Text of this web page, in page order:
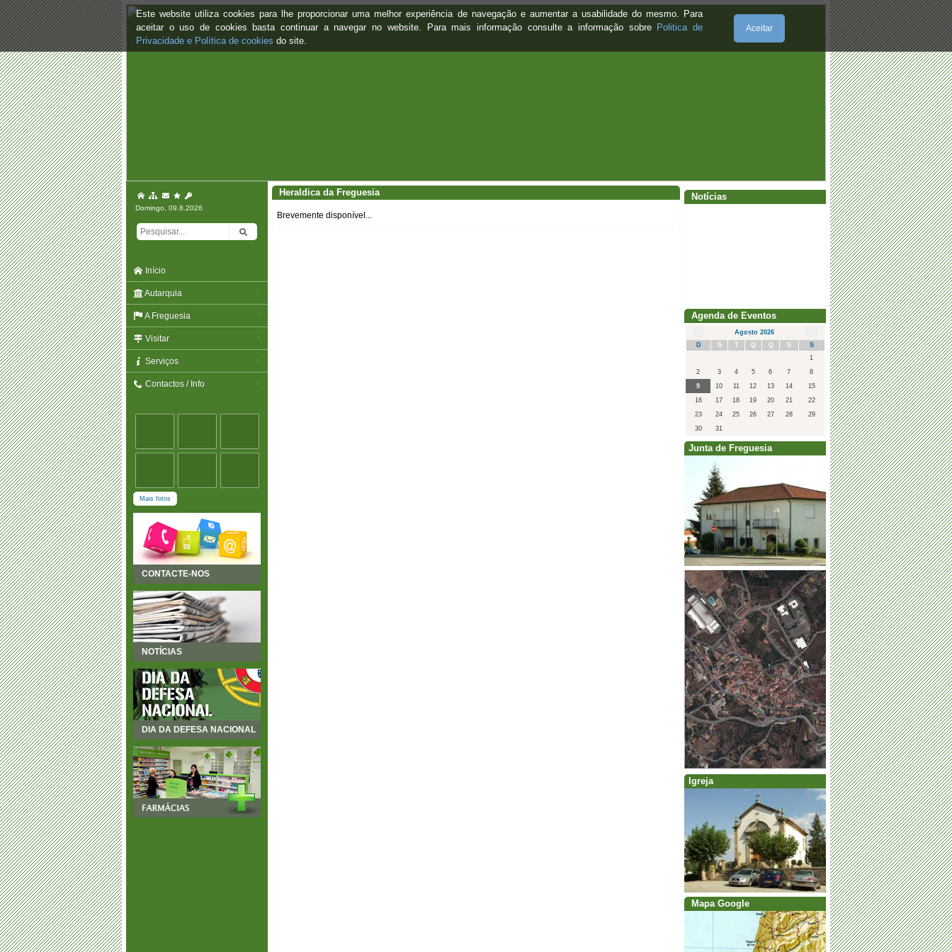
Este website utiliza cookies para lhe proporcionar uma melhor experiência de navegação e aumentar a usabilidade do mesmo. Para
aceitar o uso de cookies basta continuar a navegar no website. Para mais informação consulte a informação sobre Politica de
Privacidade e Política de cookies do site.
Aceitar
Domingo, 09.8.2026
Início
Autarquia
A Freguesia
Visitar
Serviços
Contactos / Info
Mais fotos
CONTACTE-NOS
NOTÍCIAS
DIA DA DEFESA NACIONAL
Heraldica da Freguesia
Brevemente disponível...
Notícias
·Edital 01/2025
·Edital 05/2024
Agenda de Eventos
Agosto 2026
D
S T Q Q S
S
1
2
3 4 5 6 7
8
9
10 11 12 13 14
15
16
17 18 19 20 21
22
23
24 25 26 27 28
29
30
31
Junta de Freguesia
Igreja
Mapa Google